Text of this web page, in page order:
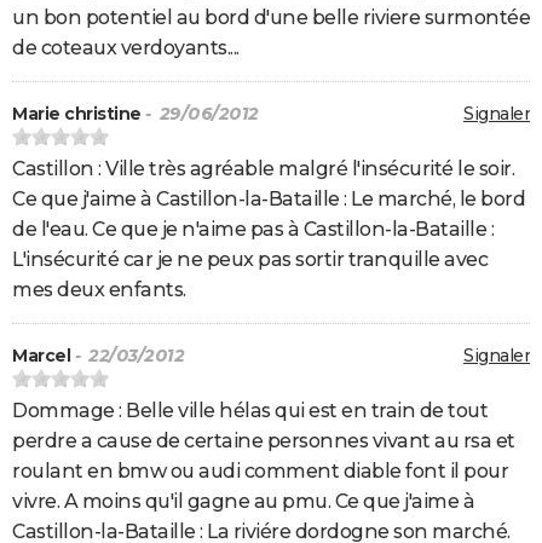
un bon potentiel au bord d'une belle riviere surmontée
de coteaux verdoyants....
Signaler
Marie christine - 29/06/2012
Castillon : Ville très agréable malgré l'insécurité le soir.
Ce que j'aime à Castillon-la-Bataille : Le marché, le bord
de l'eau. Ce que je n'aime pas à Castillon-la-Bataille :
L'insécurité car je ne peux pas sortir tranquille avec
mes deux enfants.
Signaler
Marcel - 22/03/2012
Dommage : Belle ville hélas qui est en train de tout
perdre a cause de certaine personnes vivant au rsa et
roulant en bmw ou audi comment diable font il pour
vivre. A moins qu'il gagne au pmu. Ce que j'aime à
Castillon-la-Bataille : La riviére dordogne son marché.